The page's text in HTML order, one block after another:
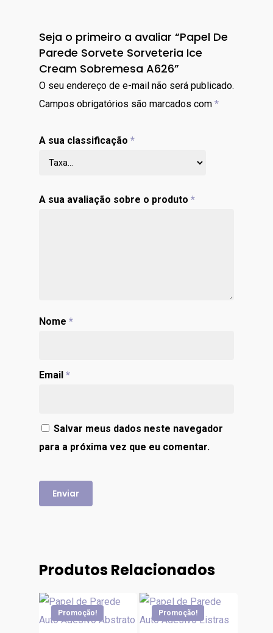
Seja o primeiro a avaliar “Papel De
Parede Sorvete Sorveteria Ice
Cream Sobremesa A626”
O seu endereço de e-mail não será publicado.
Campos obrigatórios são marcados com *
A sua classificação *
A sua avaliação sobre o produto *
Nome *
Email *
Salvar meus dados neste navegador
para a próxima vez que eu comentar.
Produtos Relacionados
Promoção! Promoção!